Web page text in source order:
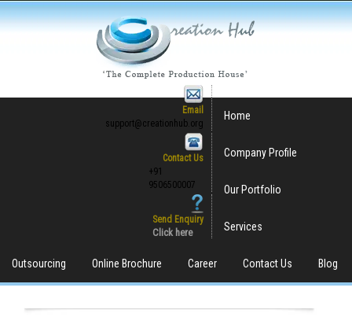
Email
support@creationhub.org
Contact Us
+91
9506500007
Send Enquiry
Click here
Home
Company Profile
Our Portfolio
Services
Outsourcing Online Brochure Career Contact Us Blog